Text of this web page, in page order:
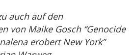
auch auf den
von Maike Gosch “Genocide
erobert New York”